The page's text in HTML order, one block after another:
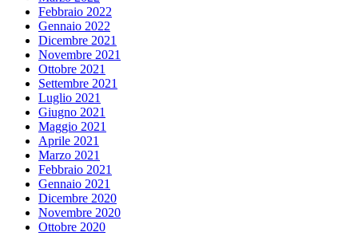
Febbraio 2022
Gennaio 2022
Dicembre 2021
Novembre 2021
Ottobre 2021
Settembre 2021
Luglio 2021
Giugno 2021
Maggio 2021
Aprile 2021
Marzo 2021
Febbraio 2021
Gennaio 2021
Dicembre 2020
Novembre 2020
Ottobre 2020